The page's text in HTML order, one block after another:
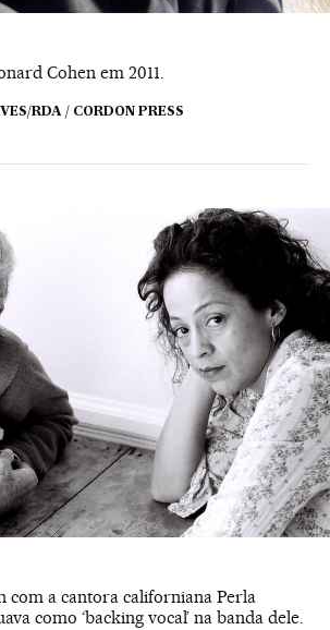
Cohen em 2011.
RDA / CORDON PRESS
com a cantora californiana Perla
como ‘backing vocal’ na banda dele.